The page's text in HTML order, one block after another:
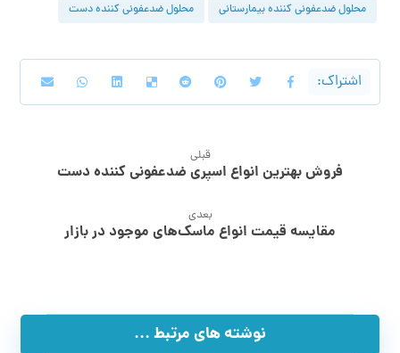
محلول ضدعفونی کننده بیمارستانی محلول ضدعفونی کننده دست
قبلی
فروش بهترین انواع اسپری ضدعفونی کننده دست
بعدی
مقایسه قیمت انواع ماسک‌های موجود در بازار
نوشته های مرتبط ...